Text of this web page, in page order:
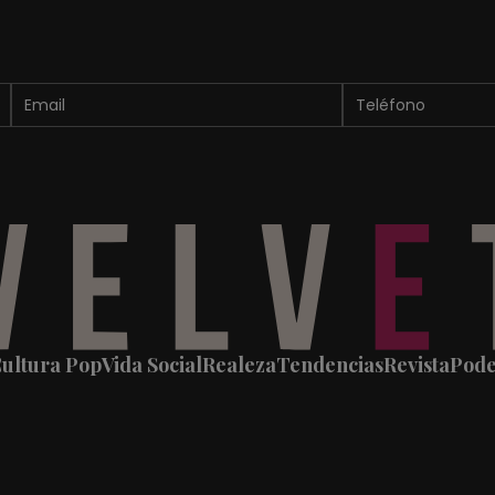
PopVida SocialRealezaTendenciasRevista